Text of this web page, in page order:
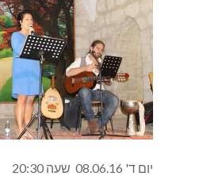
יום ד' 08.06.16 שעה 20:30